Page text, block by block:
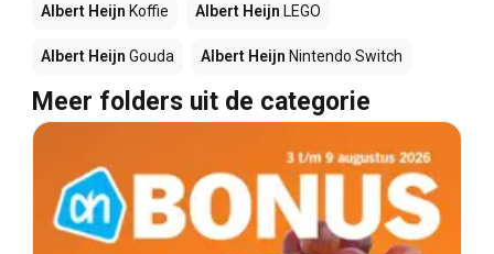
Albert Heijn Koffie Albert Heijn LEGO
Albert Heijn Gouda Albert Heijn Nintendo Switch
Meer folders uit de categorie